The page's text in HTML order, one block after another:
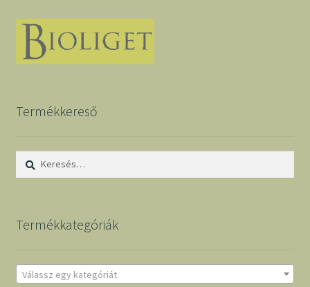
Termékkereső
Keresés:
Termékkategóriák
Válassz egy kategóriát